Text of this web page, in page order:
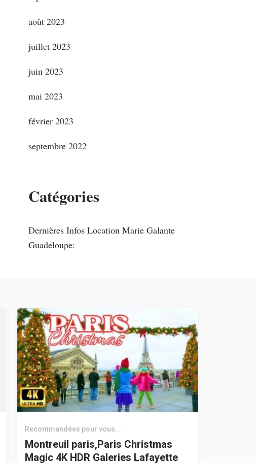
août 2023
juillet 2023
juin 2023
mai 2023
février 2023
septembre 2022
Catégories
Dernières Infos Location Marie Galante
Guadeloupe:
Recommandées pour vous...
Montreuil paris,Paris Christmas
Magic 4K HDR Galeries Lafayette